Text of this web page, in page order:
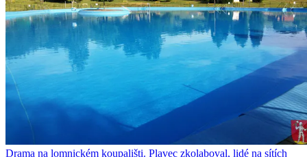
Drama na lomnickém koupališti. Plavec zkolaboval, lidé na sítích